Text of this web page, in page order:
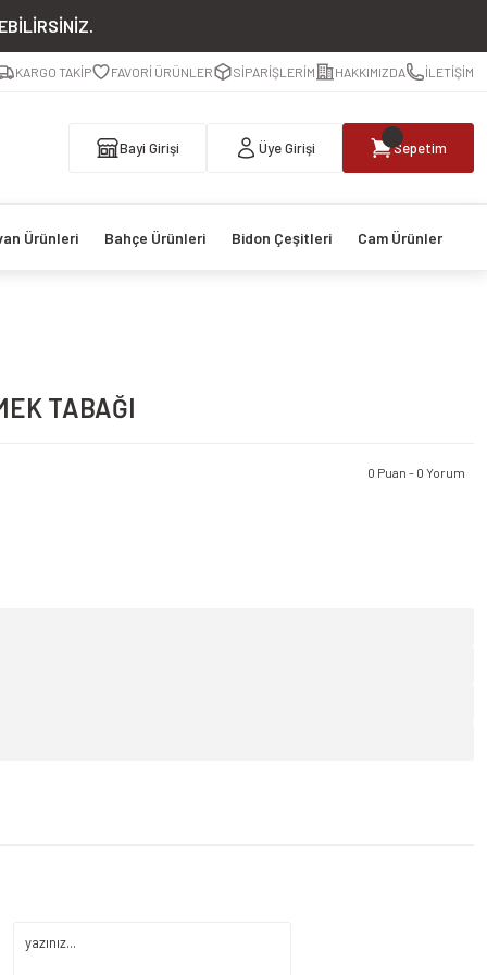
KARGO TAKİP FAVORİ ÜRÜNLER SİPARİŞLERİM HAKKIMIZDA İLETİŞİM
Bayi Girişi Üye Girişi Sepetim
Ürünleri Bahçe Ürünleri Bidon Çeşitleri Cam Ürünler
TABAĞI
0 Puan - 0 Yorum